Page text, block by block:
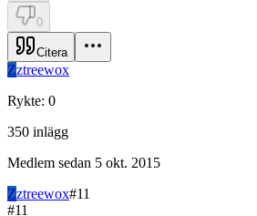
0
Citera
Zztreewox
Rykte: 0
350 inlägg
Medlem sedan 5 okt. 2015
Zztreewox#11
#11